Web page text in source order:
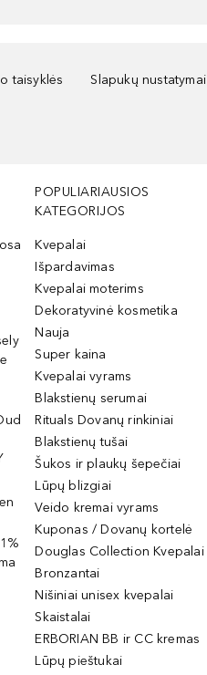
taisyklės Slapukų nustatymai
POPULIARIAUSIOS
KATEGORIJOS
Kvepalai
Išpardavimas
Kvepalai moterims
Dekoratyvinė kosmetika
Nauja
Super kaina
Kvepalai vyrams
Blakstienų serumai
Rituals Dovanų rinkiniai
Blakstienų tušai
Šukos ir plaukų šepečiai
Lūpų blizgiai
Veido kremai vyrams
Kuponas / Dovanų kortelė
Douglas Collection Kvepalai
Bronzantai
Nišiniai unisex kvepalai
Skaistalai
ERBORIAN BB ir CC kremas
Lūpų pieštukai